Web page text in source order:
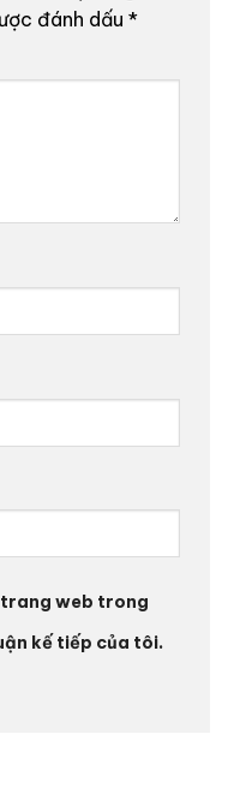
đánh dấu *
trang web trong
kế tiếp của tôi.